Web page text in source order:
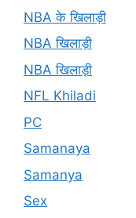
NBA के खिलाड़ी
NBA खिलाड़ी
NBA खिलाड़ी
NFL Khiladi
PC
Samanaya
Samanya
Sex